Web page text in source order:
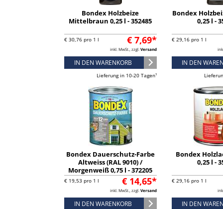
Bondex Holzbeize
Mittelbraun 0,25 l - 352485
€ 7,69*
€ 30,76 pro 1 l
inkl. MwSt., zzgl. Versand
IN DEN WARENKORB
Lieferung in 10-20 Tagen¹
Bondex
0,25 l -
€ 29,16 pro 1 l
IN DEN
Bondex Dauerschutz-Farbe
Altweiss (RAL 9010) /
Morgenweiß 0,75 l - 372205
€ 14,65*
€ 19,53 pro 1 l
inkl. MwSt., zzgl. Versand
IN DEN WARENKORB
Bondex
0,25 l -
€ 29,16 pro 1 l
IN DEN